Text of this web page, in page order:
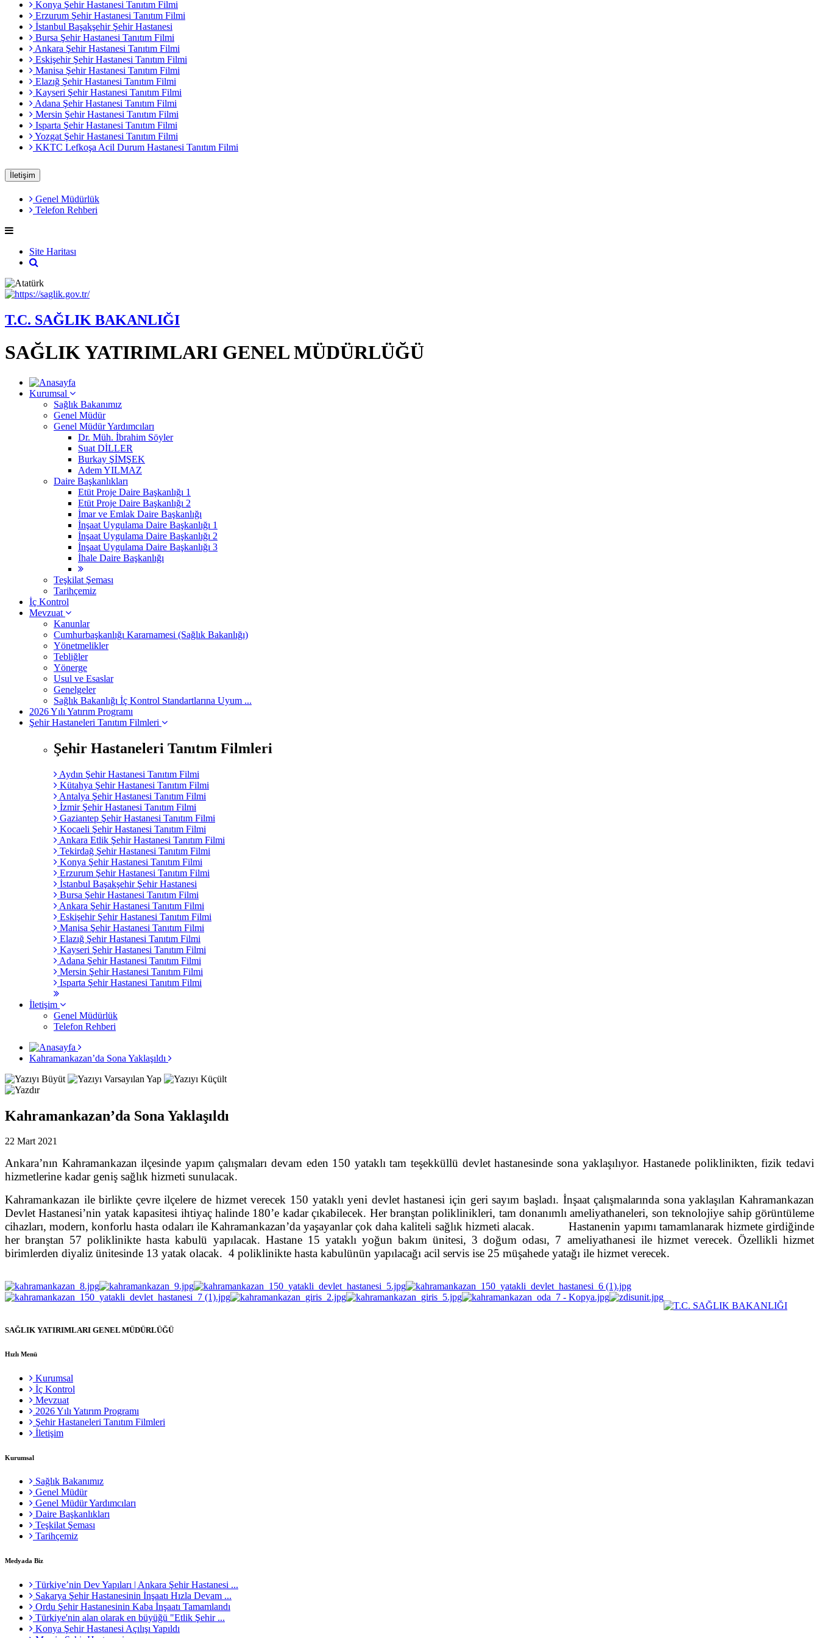
Konya Şehir Hastanesi Tanıtım Filmi
Erzurum Şehir Hastanesi Tanıtım Filmi
İstanbul Başakşehir Şehir Hastanesi
Bursa Şehir Hastanesi Tanıtım Filmi
Ankara Şehir Hastanesi Tanıtım Filmi
Eskişehir Şehir Hastanesi Tanıtım Filmi
Manisa Şehir Hastanesi Tanıtım Filmi
Elazığ Şehir Hastanesi Tanıtım Filmi
Kayseri Şehir Hastanesi Tanıtım Filmi
Adana Şehir Hastanesi Tanıtım Filmi
Mersin Şehir Hastanesi Tanıtım Filmi
Isparta Şehir Hastanesi Tanıtım Filmi
Yozgat Şehir Hastanesi Tanıtım Filmi
KKTC Lefkoşa Acil Durum Hastanesi Tanıtım Filmi
İletişim
Genel Müdürlük
Telefon Rehberi
Site Haritası
T.C. SAĞLIK BAKANLIĞI
SAĞLIK YATIRIMLARI GENEL MÜDÜRLÜĞÜ
Kurumsal
Sağlık Bakanımız
Genel Müdür
Genel Müdür Yardımcıları
Dr. Müh. İbrahim Söyler
Suat DİLLER
Burkay ŞİMŞEK
Adem YILMAZ
Daire Başkanlıkları
Etüt Proje Daire Başkanlığı 1
Etüt Proje Daire Başkanlığı 2
İmar ve Emlak Daire Başkanlığı
İnşaat Uygulama Daire Başkanlığı 1
İnşaat Uygulama Daire Başkanlığı 2
İnşaat Uygulama Daire Başkanlığı 3
İhale Daire Başkanlığı
Teşkilat Şeması
Tarihçemiz
İç Kontrol
Mevzuat
Kanunlar
Cumhurbaşkanlığı Kararnamesi (Sağlık Bakanlığı)
Yönetmelikler
Tebliğler
Yönerge
Usul ve Esaslar
Genelgeler
Sağlık Bakanlığı İç Kontrol Standartlarına Uyum ...
2026 Yılı Yatırım Programı
Şehir Hastaneleri Tanıtım Filmleri
Şehir Hastaneleri Tanıtım Filmleri
Aydın Şehir Hastanesi Tanıtım Filmi
Kütahya Şehir Hastanesi Tanıtım Filmi
Antalya Şehir Hastanesi Tanıtım Filmi
İzmir Şehir Hastanesi Tanıtım Filmi
Gaziantep Şehir Hastanesi Tanıtım Filmi
Kocaeli Şehir Hastanesi Tanıtım Filmi
Ankara Etlik Şehir Hastanesi Tanıtım Filmi
Tekirdağ Şehir Hastanesi Tanıtım Filmi
Konya Şehir Hastanesi Tanıtım Filmi
Erzurum Şehir Hastanesi Tanıtım Filmi
İstanbul Başakşehir Şehir Hastanesi
Bursa Şehir Hastanesi Tanıtım Filmi
Ankara Şehir Hastanesi Tanıtım Filmi
Eskişehir Şehir Hastanesi Tanıtım Filmi
Manisa Şehir Hastanesi Tanıtım Filmi
Elazığ Şehir Hastanesi Tanıtım Filmi
Kayseri Şehir Hastanesi Tanıtım Filmi
Adana Şehir Hastanesi Tanıtım Filmi
Mersin Şehir Hastanesi Tanıtım Filmi
Isparta Şehir Hastanesi Tanıtım Filmi
İletişim
Genel Müdürlük
Telefon Rehberi
Kahramankazan’da Sona Yaklaşıldı
Kahramankazan’da Sona Yaklaşıldı
22 Mart 2021
Ankara’nın Kahramankazan ilçesinde yapım çalışmaları devam eden 150 yataklı tam teşekküllü devlet hastanesinde sona yaklaşılıyor. Hastanede poliklinikten, fizik tedavi
hizmetlerine kadar geniş sağlık hizmeti sunulacak.
Kahramankazan ile birlikte çevre ilçelere de hizmet verecek 150 yataklı yeni devlet hastanesi için geri sayım başladı. İnşaat çalışmalarında sona yaklaşılan Kahramankazan
Devlet Hastanesi’nin yatak kapasitesi ihtiyaç halinde 180’e kadar çıkabilecek. Her branştan poliklinikleri, tam donanımlı ameliyathaneleri, son teknolojiye sahip görüntüleme
cihazları, modern, konforlu hasta odaları ile Kahramankazan’da yaşayanlar çok daha kaliteli sağlık hizmeti alacak. Hastanenin yapımı tamamlanarak hizmete girdiğinde
her branştan 57 poliklinikte hasta kabulü yapılacak. Hastane 15 yataklı yoğun bakım ünitesi, 3 doğum odası, 7 ameliyathanesi ile hizmet verecek. Özellikli hizmet
birimlerden diyaliz ünitesinde 13 yatak olacak. 4 poliklinikte hasta kabulünün yapılacağı acil servis ise 25 müşahede yatağı ile hizmet verecek.
SAĞLIK YATIRIMLARI GENEL MÜDÜRLÜĞÜ
Hızlı Menü
Kurumsal
İç Kontrol
Mevzuat
2026 Yılı Yatırım Programı
Şehir Hastaneleri Tanıtım Filmleri
İletişim
Kurumsal
Sağlık Bakanımız
Genel Müdür
Genel Müdür Yardımcıları
Daire Başkanlıkları
Teşkilat Şeması
Tarihçemiz
Medyada Biz
Türkiye’nin Dev Yapıları | Ankara Şehir Hastanesi ...
Sakarya Şehir Hastanesinin İnşaatı Hızla Devam ...
Ordu Şehir Hastanesinin Kaba İnşaatı Tamamlandı
Türkiye'nin alan olarak en büyüğü "Etlik Şehir ...
Konya Şehir Hastanesi Açılışı Yapıldı